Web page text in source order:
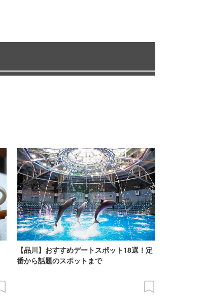
【品川】おすすめデートスポット18選！定
番から話題のスポットまで